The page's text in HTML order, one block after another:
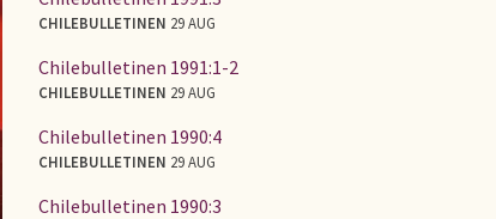
CHILEBULLETINEN 29 AUG
Chilebulletinen 1991:1-2
CHILEBULLETINEN 29 AUG
Chilebulletinen 1990:4
CHILEBULLETINEN 29 AUG
Chilebulletinen 1990:3